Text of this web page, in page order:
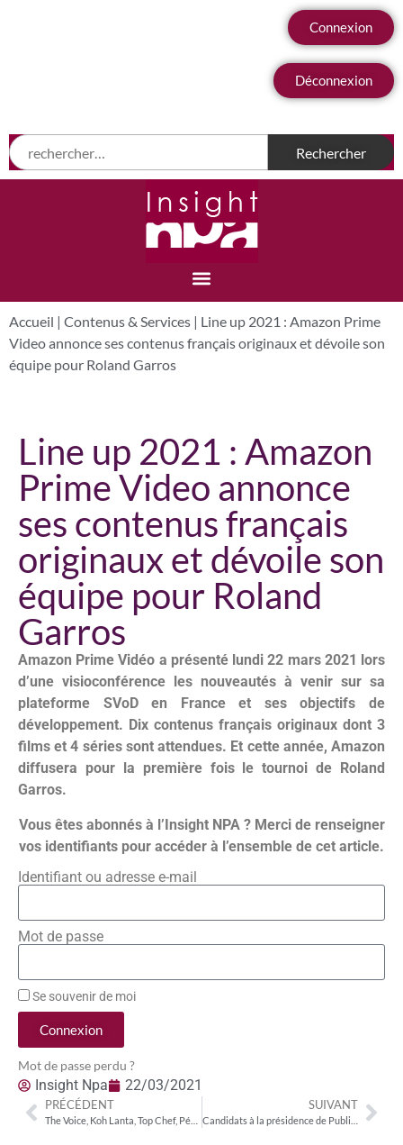
Connexion
Déconnexion
Accueil | Contenus & Services | Line up 2021 : Amazon Prime
Video annonce ses contenus français originaux et dévoile son
équipe pour Roland Garros
Line up 2021 : Amazon
Prime Video annonce
ses contenus français
originaux et dévoile son
équipe pour Roland
Garros
Amazon Prime Vidéo a présenté lundi 22 mars 2021 lors
d’une visioconférence les nouveautés à venir sur sa
plateforme SVoD en France et ses objectifs de
développement. Dix contenus français originaux dont 3
films et 4 séries sont attendues. Et cette année, Amazon
diffusera pour la première fois le tournoi de Roland
Garros.
Vous êtes abonnés à l’Insight NPA ? Merci de renseigner
vos identifiants pour accéder à l’ensemble de cet article.
Identifiant ou adresse e-mail
Mot de passe
Se souvenir de moi
Connexion
Mot de passe perdu ?
Insight Npa 22/03/2021
PRÉCÉDENT SUIVANT